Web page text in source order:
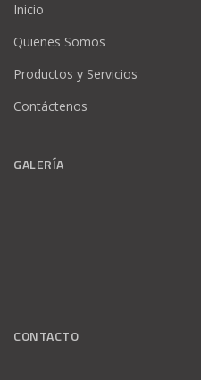
Inicio
Quienes Somos
Productos y Servicios
Contáctenos
GALERÍA
CONTACTO